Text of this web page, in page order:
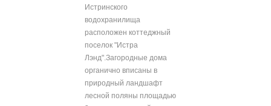
Истринского
водохранилища
расположен коттеджный
поселок "Истра
Лэнд".Загородные дома
органично вписаны в
природный ландшафт
лесной поляны площадью